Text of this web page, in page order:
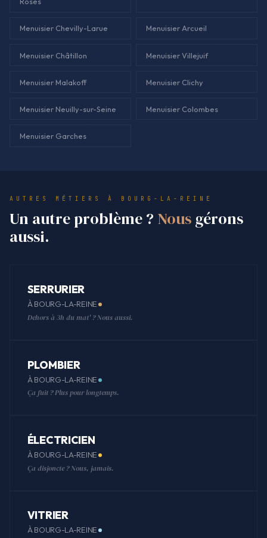
Menuisier Chevilly-Larue Menuisier Arcueil
Menuisier Châtillon Menuisier Villejuif
Menuisier Malakoff Menuisier Clichy
Menuisier Neuilly-sur-Seine Menuisier Colombes
Menuisier Garches
AUTRES MÉTIERS À BOURG-LA-REINE
Un autre problème ? Nousgérons
aussi.
SERRURIER
À BOURG-LA-REINE
Dehors à 3h du mat' ? Nous aussi.
PLOMBIER
À BOURG-LA-REINE
Ça fuit ? Plus pour longtemps.
ÉLECTRICIEN
À BOURG-LA-REINE
Ça disjoncte ? Nous, jamais.
VITRIER
À BOURG-LA-REINE